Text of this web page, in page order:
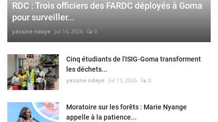
RDC : Trois officiers des FARDC déployés à Goma
pour surveiller...
yassine ndaye Jul 14, 2026 0
Cinq étudiants de l'ISIG-Goma transforment
les déchets...
yassine ndaye Jul 11, 2026 0
Moratoire sur les forêts : Marie Nyange
appelle à la patience...